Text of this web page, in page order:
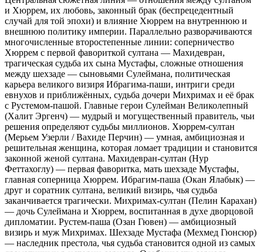
и Хюррем, их любовь, законный брак (беспрецедентный
случай для той эпохи) и влияние Хюррем на внутреннюю и
внешнюю политику империи. Параллельно разворачиваются
многочисленные второстепенные линии: соперничество
Хюррем с первой фавориткой султана — Махидевран,
трагическая судьба их сына Мустафы, сложные отношения
между шехзаде — сыновьями Сулеймана, политическая
карьера великого визиря Ибрагима-паши, интриги среди
евнухов и приближённых, судьба дочери Михримах и её брак
с Рустемом-пашой. Главные герои Сулейман Великолепный
(Халит Эргенч) — мудрый и могущественный правитель, чьи
решения определяют судьбы миллионов. Хюррем-султан
(Мерьем Узерли / Вахиде Перчин) — умная, амбициозная и
решительная женщина, которая ломает традиции и становится
законной женой султана. Махидевран-султан (Нур
Феттахоглу) — первая фаворитка, мать шехзаде Мустафы,
главная соперница Хюррем. Ибрагим-паша (Окан Ялабык) —
друг и соратник султана, великий визирь, чья судьба
заканчивается трагически. Михримах-султан (Пелин Карахан)
— дочь Сулеймана и Хюррем, воспитанная в духе дворцовой
дипломатии. Рустем-паша (Озан Гювен) — амбициозный
визирь и муж Михримах. Шехзаде Мустафа (Мехмед Гюнсюр)
— наследник престола, чья судьба становится одной из самых